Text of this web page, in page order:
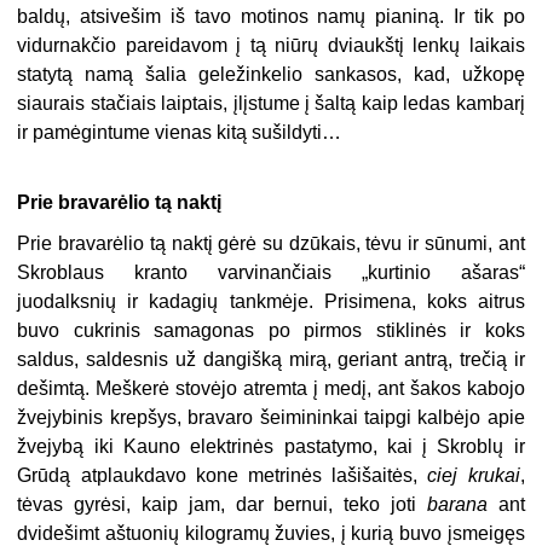
baldų, atsivešim iš tavo motinos namų pianiną. Ir tik po
vidurnakčio pareidavom į tą niūrų dviaukštį lenkų laikais
statytą namą šalia geležinkelio sankasos, kad, užkopę
siaurais stačiais laiptais, įlįstume į šaltą kaip ledas kambarį
ir pamėgintume vienas kitą sušildyti…
Prie bravarėlio tą naktį
Prie bravarėlio tą naktį gėrė su dzūkais, tėvu ir sūnumi, ant
Skroblaus kranto varvinančiais „kurtinio ašaras“
juodalksnių ir kadagių tankmėje. Prisimena, koks aitrus
buvo cukrinis samagonas po pirmos stiklinės ir koks
saldus, saldesnis už dangišką mirą, geriant antrą, trečią ir
dešimtą. Meškerė stovėjo atremta į medį, ant šakos kabojo
žvejybinis krepšys, bravaro šeimininkai taipgi kalbėjo apie
žvejybą iki Kauno elektrinės pastatymo, kai į Skroblų ir
Grūdą atplaukdavo kone metrinės lašišaitės,ciej krukai,
tėvas gyrėsi, kaip jam, dar bernui, teko joti baranaant
dvidešimt aštuonių kilogramų žuvies, į kurią buvo įsmeigęs